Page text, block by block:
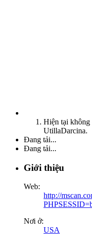
Hiện tại không
UtillaDarcina.
Đang tải...
Đang tải...
Giới thiệu
Web:
http://
Nơi ở:
USA